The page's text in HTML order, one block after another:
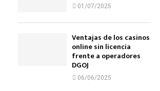
01/07/2025
Ventajas de los casinos
online sin licencia
frente a operadores
DGOJ
06/06/2025